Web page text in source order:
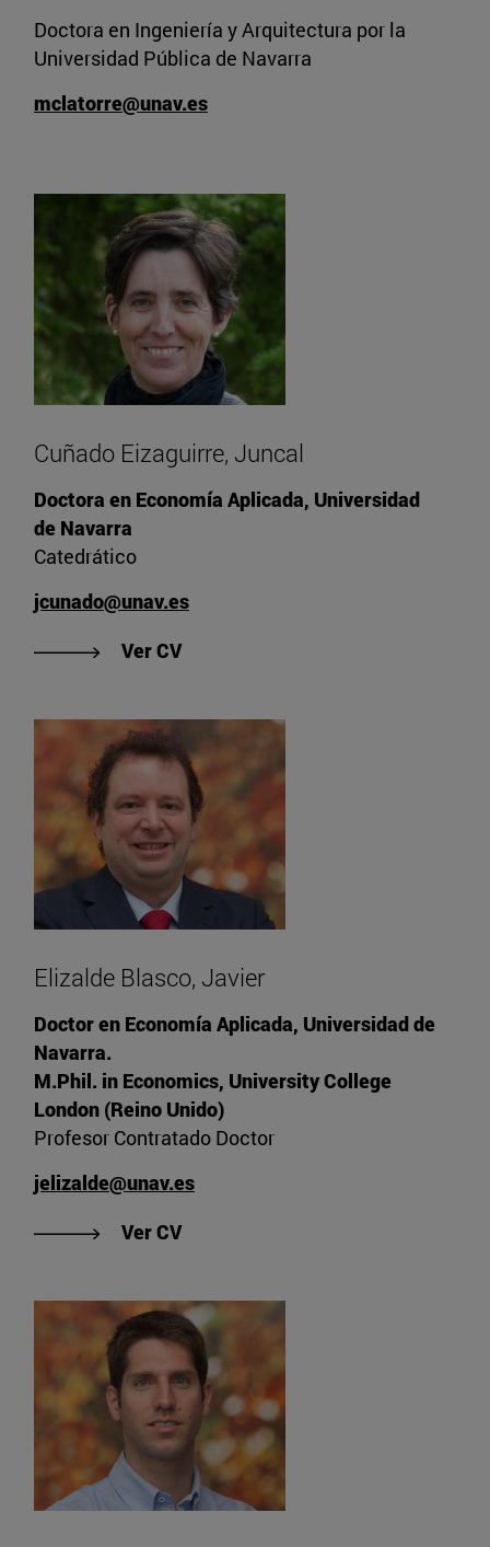
Doctora en Ingeniería y Arquitectura por la
Universidad Pública de Navarra
mclatorre@unav.es
Cuñado Eizaguirre, Juncal
Doctora en Economía Aplicada, Universidad
de Navarra
Catedrático
jcunado@unav.es
Ver CV"Ver CV de Cuñado Eizaguirre,
Elizalde Blasco, Javier
Doctor en Economía Aplicada, Universidad de
Navarra.
M.Phil. in Economics, University College
London (Reino Unido)
Profesor Contratado Doctor
jelizalde@unav.es
Ver CV"Ver CV de Elizalde Blasco, Javier"